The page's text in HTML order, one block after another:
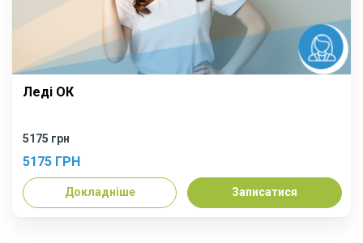
Леді ОК
5175 грн
5175 ГРН
Докладніше Записатися